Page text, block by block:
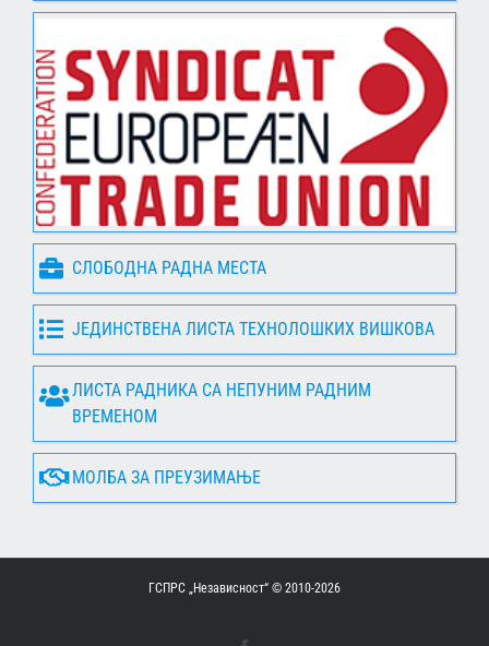
СЛОБОДНА РАДНА МЕСТА
ЈЕДИНСТВЕНА ЛИСТА ТЕХНОЛОШКИХ ВИШКОВА
ЛИСТА РАДНИКА СА НЕПУНИМ РАДНИМ
ВРЕМЕНОМ
МОЛБА ЗА ПРЕУЗИМАЊЕ
ГСПРС „Независност“ © 2010-2026